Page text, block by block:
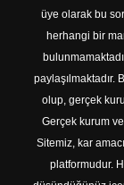
üye olarak bu
herhangi bir
paylaşılmaktadır.
olup, gerçek
Gerçek kurum
Sitemiz, kar
platformudur.